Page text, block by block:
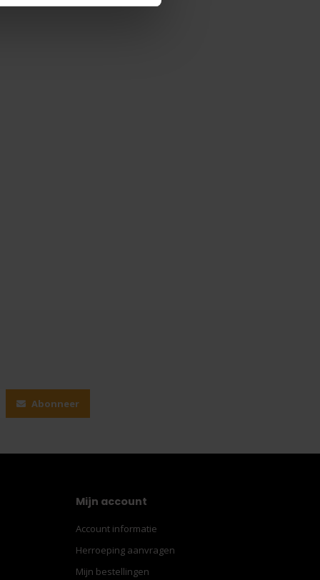
Abonneer
Mijn account
Account informatie
Herroeping aanvragen
Mijn bestellingen